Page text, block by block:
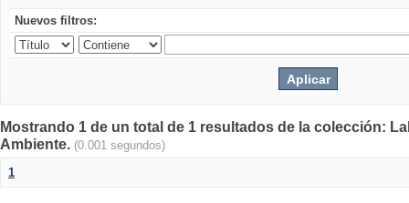
Nuevos filtros:
Mostrando 1 de un total de 1 resultados de la colección:
Ambiente. (0.001 segundos)
1